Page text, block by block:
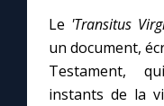
Les premiers
Marie qui défait
Le 'Transitus
un document,
Testament,
instants de la